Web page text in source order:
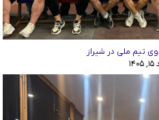
تیم ملی در شیراز